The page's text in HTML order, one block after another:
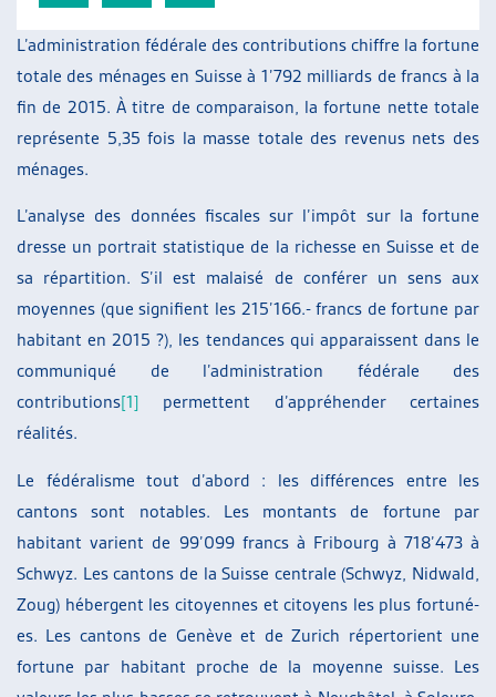
L’administration fédérale des contributions chiffre la fortune
totale des ménages en Suisse à 1’792 milliards de francs à la
fin de 2015. À titre de comparaison, la fortune nette totale
représente 5,35 fois la masse totale des revenus nets des
ménages.
L’analyse des données fiscales sur l’impôt sur la fortune
dresse un portrait statistique de la richesse en Suisse et de
sa répartition. S’il est malaisé de conférer un sens aux
moyennes (que signifient les 215’166.- francs de fortune par
habitant en 2015 ?), les tendances qui apparaissent dans le
communiqué de l’administration fédérale des
contributions[1] permettent d’appréhender certaines
réalités.
Le fédéralisme tout d’abord : les différences entre les
cantons sont notables. Les montants de fortune par
habitant varient de 99’099 francs à Fribourg à 718’473 à
Schwyz. Les cantons de la Suisse centrale (Schwyz, Nidwald,
Zoug) hébergent les citoyennes et citoyens les plus fortuné-
es. Les cantons de Genève et de Zurich répertorient une
fortune par habitant proche de la moyenne suisse. Les